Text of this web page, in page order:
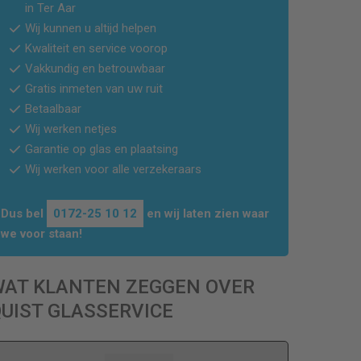
in Ter Aar
Wij kunnen u altijd helpen
Kwaliteit en service voorop
Vakkundig en betrouwbaar
Gratis inmeten van uw ruit
Betaalbaar
Wij werken netjes
Garantie op glas en plaatsing
Wij werken voor alle verzekeraars
Dus bel 0172-25 10 12
en wij laten zien waar
we voor staan!
KLANTEN ZEGGEN OVER
GLASSERVICE